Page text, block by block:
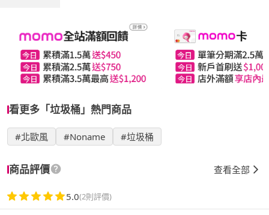
看更多「垃圾桶」熱門商品
#北歐風 #Noname #垃圾桶
商品評價 查看全部
5.0(2則評價)